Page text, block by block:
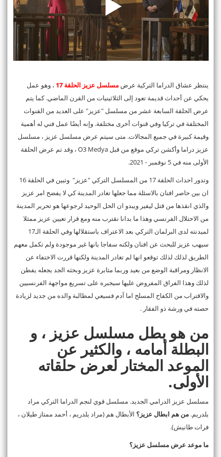
ينتظر عشاق الدراما التركية عرض مسلسل عزيز الحلقة 17
، وهو عمل
يحكي عن أحداث قديمة تعود إلى الثلاثينيات من القرن الماضي. كما يتم
عرض الحلقة السابعة عشر من مسلسل "عزيز" على العديد من القنوات
المختلفة في تركيا وفي قنوات أخرى مختلفة. وإنه أيضًا عمل فني له أهمية
وقيمة كبيرة في جميع المجالات. متى سيتم عرض مسلسل عزيز ، مسلسل
عزيز دراما وأكشن تركي موقع من قبل O3 Medya ، وقد تم عرض الحلقة
الأولى منه في 5 نوفمبر - 2021.
وتدور احداث الحلقة 17 من المسلسل التركي "عزيز" وتبين في الحلقة 16
ان بين حاصر افنان بالاسئلة مما جعلها تغادر المدينة كي لا يفضح امر عزيز
والذي انقذها من قتل ليفير ويبدو ان الحل الوحيد لرجوعها هو تحرير المدينة
من الاحتلال الفرنسي وهذا ما بدانا نقترب منه ومع قرار تعيين عزيز ممثلا
لميدنته لدى البرلمان التركي بعد الاعتراف باستقلالها وفي الحلقة الـ17
سيهب عزيز للبحث عن افنان ولكنه سفاجا بانها غير موجودة ولم تكمل معهم
الطريق لذلك لذلك توقعو انها لم تغادر المدينة ولكنها قررت الاختفاء عن
الانظار ومراقبة الوضع من بعيد وربما مثابرة عزيز وبحثه الجد يجعله يفطن
لذلك وهذا الفراق المفروض عليها سيجبره على تسريع مواجهة الفرنسيين
والاقتراب من الكفاح المسلح اما آدم فسيعي لمطالبة والده من جديد لزيادة
حصته في ورشة ذو الفقار .
من هو بطل مسلسل عزيز ، و
البطلة أمامه ، والكثير عن
الموعد المختار لعرض حلقاته
الأولى.
مسلسل عزيز الدرامي الجديد. مسلسل قوي لنجم الدراما التركي مراد
يلدريم. من هم ابطال عزيز؟ الأبطال هم (مراد يلدريم ، أحمد ممتاز طيلان ،
فرات طانيش).
ما موعد عرض مسلسل عزيز؟